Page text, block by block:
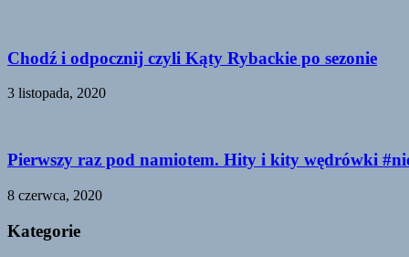
Chodź i odpocznij czyli Kąty Rybackie po sezonie
3 listopada, 2020
Pierwszy raz pod namiotem. Hity i kity wędrówki
8 czerwca, 2020
Kategorie